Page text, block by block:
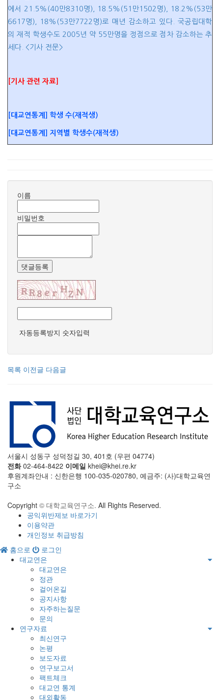
에서 21.5%(40만8310명), 18.5%(51만1502명), 18.2%(53만
6617명), 18%(53만7722명)로 매년 감소하고 있다. 국공립대학
의 재적 학생수도 2005년 약 55만명을 정점으로 점차 감소하는 추
세다. <기사 전문>
[기사 관련 자료]
[대교연통계] 학생 수(재적생)
[대교연통계] 지역별 학생수(재적생)
이름
비밀번호
댓글등록
자동등록방지 숫자입력
목록 이전글 다음글
서울시 성동구 성덕정길 30, 401호 (우편 04774)
전화02-464-8422 이메일 khei@khei.re.kr
후원계좌안내 : 신한은행 100-035-020780, 예금주: (사)대학교육연
구소
Copyright © 대학교육연구소. All Rights Reserved.
공익위반제보 바로가기
이용약관
개인정보 취급방침
홈으로
로그인
대교연은
대교연은
정관
걸어온길
공지사항
자주하는질문
문의
연구자료
최신연구
논평
보도자료
연구보고서
팩트체크
대교연 통계
대외활동